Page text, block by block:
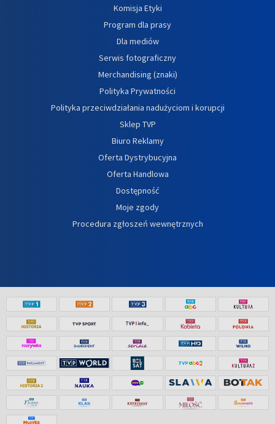
Komisja Etyki
Program dla prasy
Dla mediów
Serwis fotograficzny
Merchandising (znaki)
Polityka Prywatności
Polityka przeciwdziałania nadużyciom i korupcji
Sklep TVP
Biuro Reklamy
Oferta Dystrybucyjna
Oferta Handlowa
Dostępność
Moje zgody
Procedura zgłoszeń wewnętrznych